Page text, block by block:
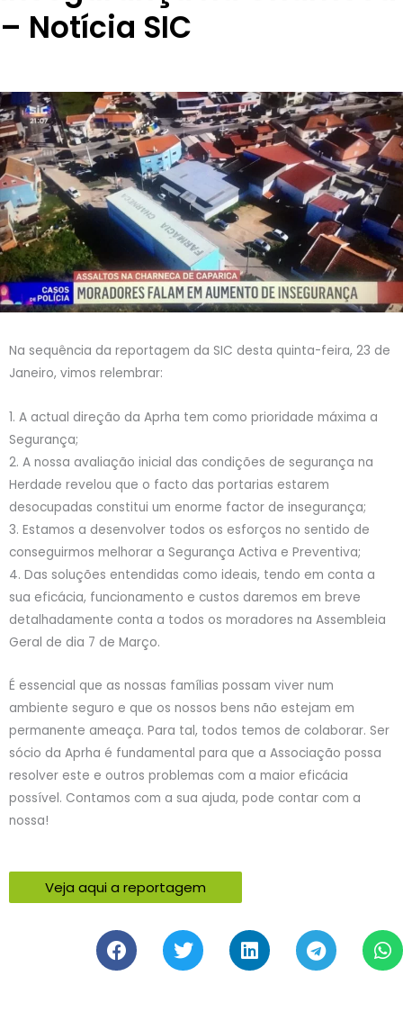
– Notícia SIC
Na sequência da reportagem da SIC desta quinta-feira, 23 de
Janeiro, vimos relembrar:
1. A actual direção da Aprha tem como prioridade máxima a
Segurança;
2. A nossa avaliação inicial das condições de segurança na
Herdade revelou que o facto das portarias estarem
desocupadas constitui um enorme factor de insegurança;
3. Estamos a desenvolver todos os esforços no sentido de
conseguirmos melhorar a Segurança Activa e Preventiva;
4. Das soluções entendidas como ideais, tendo em conta a
sua eficácia, funcionamento e custos daremos em breve
detalhadamente conta a todos os moradores na Assembleia
Geral de dia 7 de Março.
É essencial que as nossas famílias possam viver num
ambiente seguro e que os nossos bens não estejam em
permanente ameaça. Para tal, todos temos de colaborar. Ser
sócio da Aprha é fundamental para que a Associação possa
resolver este e outros problemas com a maior eficácia
possível. Contamos com a sua ajuda, pode contar com a
nossa!
Veja aqui a reportagem